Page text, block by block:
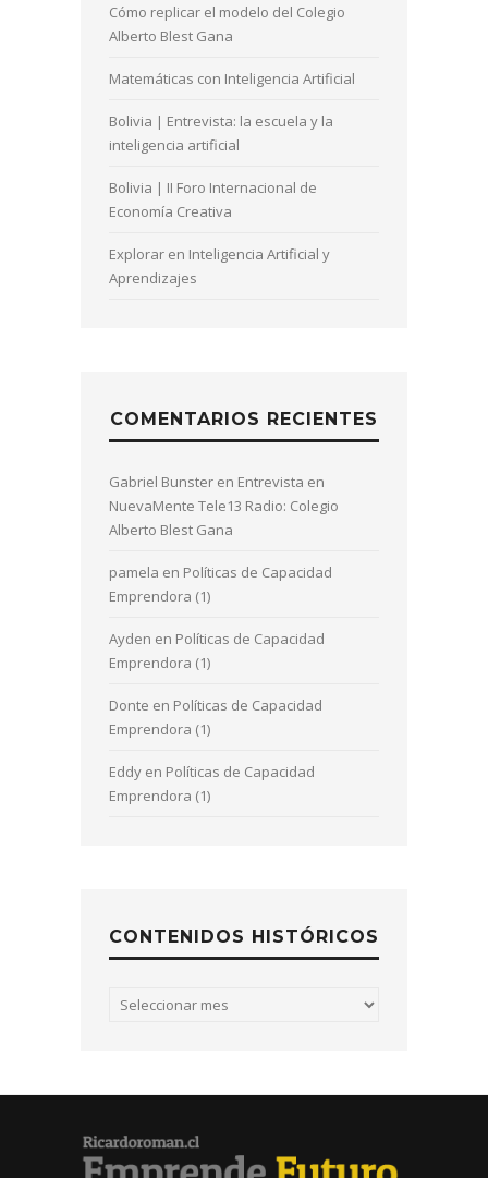
Cómo replicar el modelo del Colegio
Alberto Blest Gana
Matemáticas con Inteligencia Artificial
Bolivia | Entrevista: la escuela y la
inteligencia artificial
Bolivia | II Foro Internacional de
Economía Creativa
Explorar en Inteligencia Artificial y
Aprendizajes
COMENTARIOS RECIENTES
Gabriel Bunster en Entrevista en
NuevaMente Tele13 Radio: Colegio
Alberto Blest Gana
pamela en Políticas de Capacidad
Emprendora (1)
Ayden en Políticas de Capacidad
Emprendora (1)
Donte en Políticas de Capacidad
Emprendora (1)
Eddy en Políticas de Capacidad
Emprendora (1)
CONTENIDOS HISTÓRICOS
Contenidos